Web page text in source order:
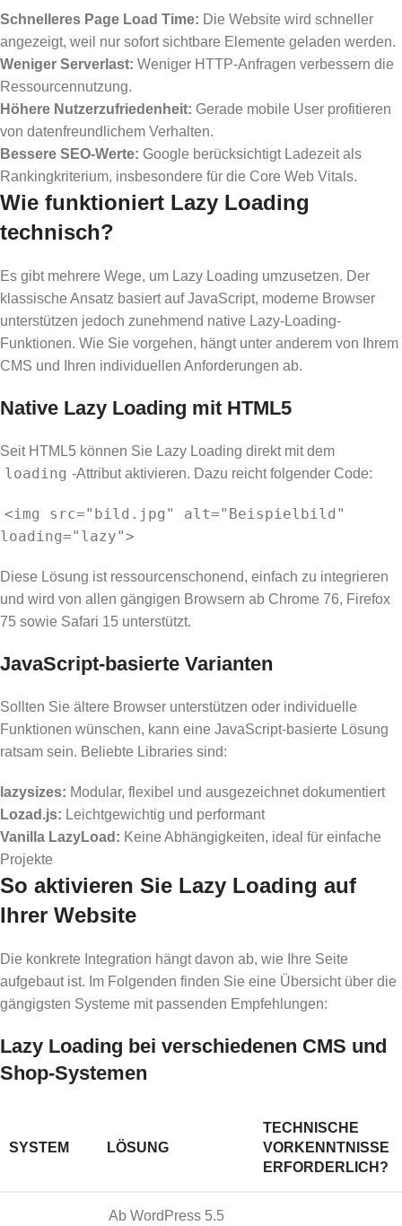
Schnelleres Page Load Time: Die Website wird schneller
angezeigt, weil nur sofort sichtbare Elemente geladen werden.
Weniger Serverlast: Weniger HTTP-Anfragen verbessern die
Ressourcennutzung.
Höhere Nutzerzufriedenheit: Gerade mobile User profitieren
von datenfreundlichem Verhalten.
Bessere SEO-Werte: Google berücksichtigt Ladezeit als
Rankingkriterium, insbesondere für die Core Web Vitals.
Wie funktioniert Lazy Loading
technisch?
Es gibt mehrere Wege, um Lazy Loading umzusetzen. Der
klassische Ansatz basiert auf JavaScript, moderne Browser
unterstützen jedoch zunehmend native Lazy-Loading-
Funktionen. Wie Sie vorgehen, hängt unter anderem von Ihrem
CMS und Ihren individuellen Anforderungen ab.
Native Lazy Loading mit HTML5
Seit HTML5 können Sie Lazy Loading direkt mit dem
loading -Attribut aktivieren. Dazu reicht folgender Code:
<img src="bild.jpg" alt="Beispielbild"
loading="lazy">
Diese Lösung ist ressourcenschonend, einfach zu integrieren
und wird von allen gängigen Browsern ab Chrome 76, Firefox
75 sowie Safari 15 unterstützt.
JavaScript-basierte Varianten
Sollten Sie ältere Browser unterstützen oder individuelle
Funktionen wünschen, kann eine JavaScript-basierte Lösung
ratsam sein. Beliebte Libraries sind:
lazysizes: Modular, flexibel und ausgezeichnet dokumentiert
Lozad.js: Leichtgewichtig und performant
Vanilla LazyLoad: Keine Abhängigkeiten, ideal für einfache
Projekte
So aktivieren Sie Lazy Loading auf
Ihrer Website
Die konkrete Integration hängt davon ab, wie Ihre Seite
aufgebaut ist. Im Folgenden finden Sie eine Übersicht über die
gängigsten Systeme mit passenden Empfehlungen:
Lazy Loading bei verschiedenen CMS und
Shop-Systemen
SYSTEM LÖSUNG
TECHNISCHE
VORKENNTNISSE
ERFORDERLICH?
Ab WordPress 5.5